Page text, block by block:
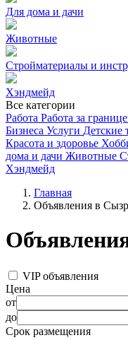
Для дома и дачи
Животные
Стройматериалы и
Хэндмейд
Все категории
Работа Работа за
Бизнеса Услуги Детские
Красота и здоровье
дома и дачи Животные
Хэндмейд
Главная
Объявления в
VIP объявления
Цена
от
до
Срок размещения